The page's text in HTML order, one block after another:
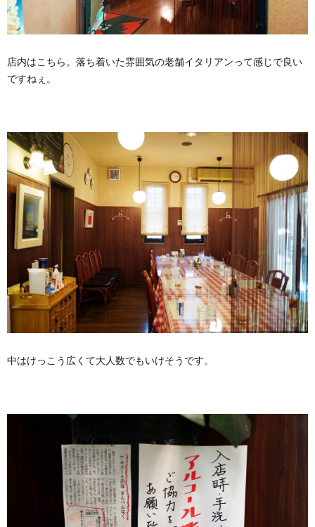
店内はこちら。落ち着いた雰囲気の老舗イタリアンって感じで良い
ですねぇ。
中はけっこう広くて大人数でもいけそうです。